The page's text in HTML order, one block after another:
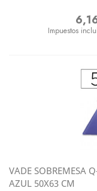
Impuestos
VADE SOBREMESA
AZUL 50X63 CM